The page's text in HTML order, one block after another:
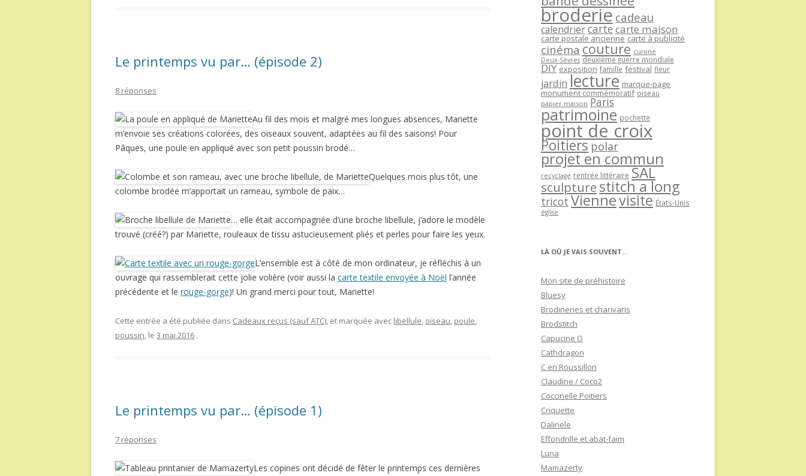
Le printemps vu par… (épisode 2)
8 réponses
Au fil des mois et malgré mes longues absences, Mariette
m’envoie ses créations colorées, des oiseaux souvent, adaptées au fil des saisons! Pour
Pâques, une poule en appliqué avec son petit poussin brodé…
Quelques mois plus tôt, une
colombe brodée m’apportait un rameau, symbole de paix…
… elle était accompagnée d’une broche libellule, j’adore le modèle
trouvé (créé?) par Mariette, rouleaux de tissu astucieusement pliés et perles pour faire les yeux.
L’ensemble est à côté de mon ordinateur, je réfléchis à un
ouvrage qui rassemblerait cette jolie volière (voir aussi la carte textile envoyée à Noël l’année
précédente et le rouge-gorge)! Un grand merci pour tout, Mariette!
Cette entrée a été publiée dans Cadeaux reçus (sauf ATC), et marquée avec libellule, oiseau, poule,
poussin, le 3 mai 2016 .
Le printemps vu par… (épisode 1)
7 réponses
Les copines ont décidé de fêter le printemps ces dernières
broderie cadeau
calendriercartecarte maison
carte postale ancienne carte à publicité
cinéma couture cuisine
Deux-Sèvres deuxième guerre mondiale
DIY exposition famille festival fleur
jardin lecture marque-page
monument commémoratif oiseau
papier maison Paris
patrimoine pochette
point de croix
Poitiers polar
projet en commun
recyclage rentrée littéraire SAL
sculpture stitch a long
tricot Viennevisite États-Unis
église
LÀ OÙ JE VAIS SOUVENT…
Mon site de préhistoire
Bluesy
Brodineries et charivaris
Brodstitch
Capucine O
Cathdragon
C en Roussillon
Claudine / Coco2
Coccinelle Poitiers
Criquette
Dalinele
Effondrille et abat-faim
Luna
Mamazerty